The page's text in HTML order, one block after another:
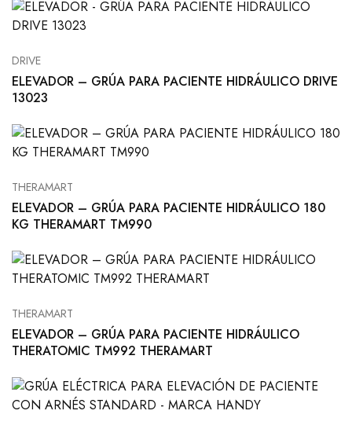
DRIVE
ELEVADOR – GRÚA PARA PACIENTE HIDRÁULICO DRIVE
13023
THERAMART
ELEVADOR – GRÚA PARA PACIENTE HIDRÁULICO 180
KG THERAMART TM990
THERAMART
ELEVADOR – GRÚA PARA PACIENTE HIDRÁULICO
THERATOMIC TM992 THERAMART